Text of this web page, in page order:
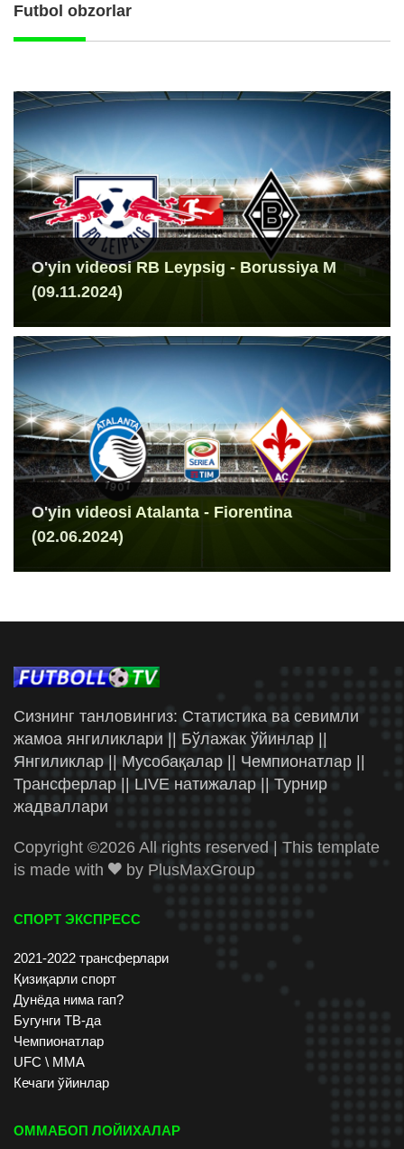
Futbol obzorlar
O'yin videosi RB Leypsig - Borussiya M
(09.11.2024)
O'yin videosi Atalanta - Fiorentina
(02.06.2024)
Сизнинг танловингиз: Статистика ва севимли
жамоа янгиликлари || Бўлажак ўйинлар ||
Янгиликлар || Мусобақалар || Чемпионатлар ||
Трансферлар || LIVE натижалар || Турнир
жадваллари
Copyright ©2026 All rights reserved | This template
is made with
by PlusMaxGroup
СПОРТ ЭКСПРЕСС
2021-2022 трансферлари
Қизиқарли спорт
Дунёда нима гап?
Бугунги ТВ-да
Чемпионатлар
UFC \ ММА
Кечаги ўйинлар
ОММАБОП ЛОЙИХАЛАР